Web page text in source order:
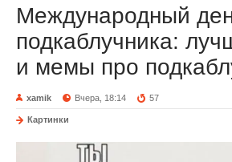
Международный
подкаблучника:
и мемы про
xamik Вчера, 18:14 57
Картинки